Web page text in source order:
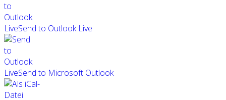
Send to Outlook Live
Send to Microsoft Outlook